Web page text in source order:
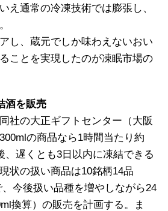
え通常の冷凍技術では膨張し、
し、蔵元でしか味わえないおい
ことを実現したのが凍眠市場の
酒を販売
社の大正ギフトセンター（大阪
の商品なら1時間当たり約
、遅くとも3日以内に凍結できる
状の扱い商品は10銘柄14品
、今後扱い品種を増やしながら24
換算）の販売を計画する。ま